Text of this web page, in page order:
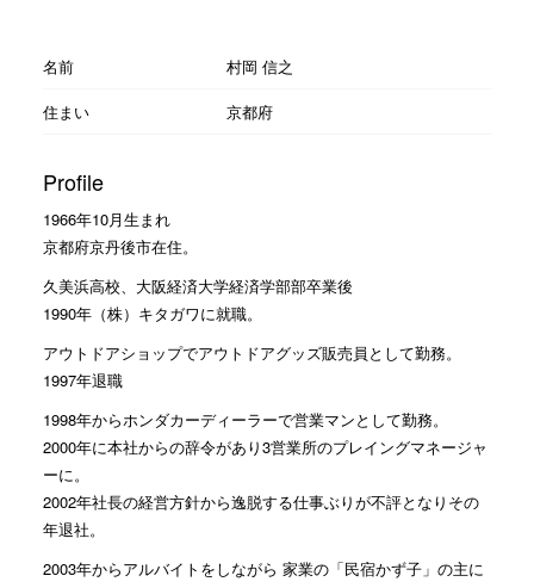
名前
村岡 信之
住まい
京都府
Profile
1966年10月生まれ
京都府京丹後市在住。
久美浜高校、大阪経済大学経済学部部卒業後
1990年（株）キタガワに就職。
アウトドアショップでアウトドアグッズ販売員として勤務。
1997年退職
1998年からホンダカーディーラーで営業マンとして勤務。
2000年に本社からの辞令があり3営業所のプレイングマネージャ
ーに。
2002年社長の経営方針から逸脱する仕事ぶりが不評となりその
年退社。
2003年からアルバイトをしながら 家業の「民宿かず子」の主に